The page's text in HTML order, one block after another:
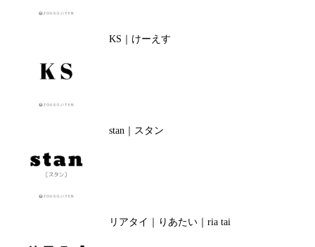
KS｜けーえす
stan｜スタン
リアタイ｜りあたい｜ria tai